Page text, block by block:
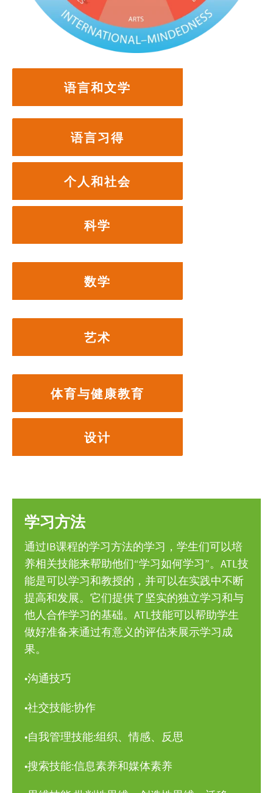
语言和文学
语言习得
个人和社会
科学
数学
艺术
体育与健康教育
设计
学习方法
通过IB课程的学习方法的学习，学生们可以培
养相关技能来帮助他们“学习如何学习”。ATL技
能是可以学习和教授的，并可以在实践中不断
提高和发展。它们提供了坚实的独立学习和与
他人合作学习的基础。ATL技能可以帮助学生
做好准备来通过有意义的评估来展示学习成
果。
•沟通技巧
•社交技能:协作
•自我管理技能:组织、情感、反思
•搜索技能:信息素养和媒体素养